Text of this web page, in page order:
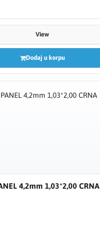
View
Dodaj u korpu
4,2mm 1,03*2,00 CRNA